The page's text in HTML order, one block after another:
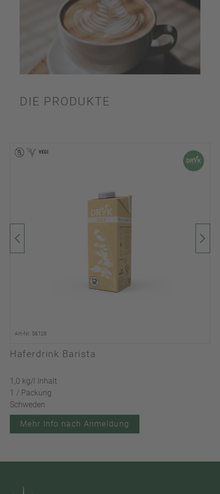
DIE PRODUKTE
Art-Nr. 56126
Haferdrink Barista
1,0 kg/l Inhalt
1 / Packung
Schweden
Mehr Info nach Anmeldung